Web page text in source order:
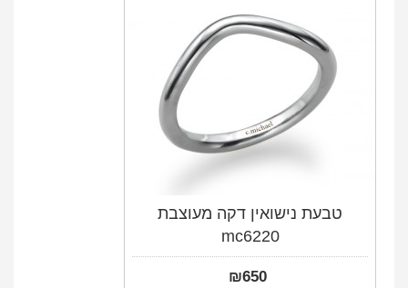
טבעת נישואין דקה מעוצבת
mc6220
₪650